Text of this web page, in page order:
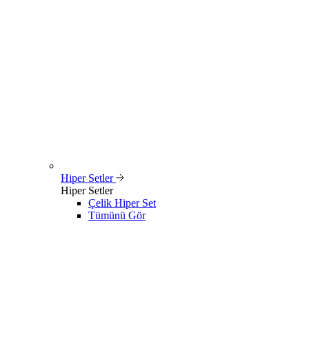
Hiper Setler
Hiper Setler
Çelik Hiper Set
Tümünü Gör